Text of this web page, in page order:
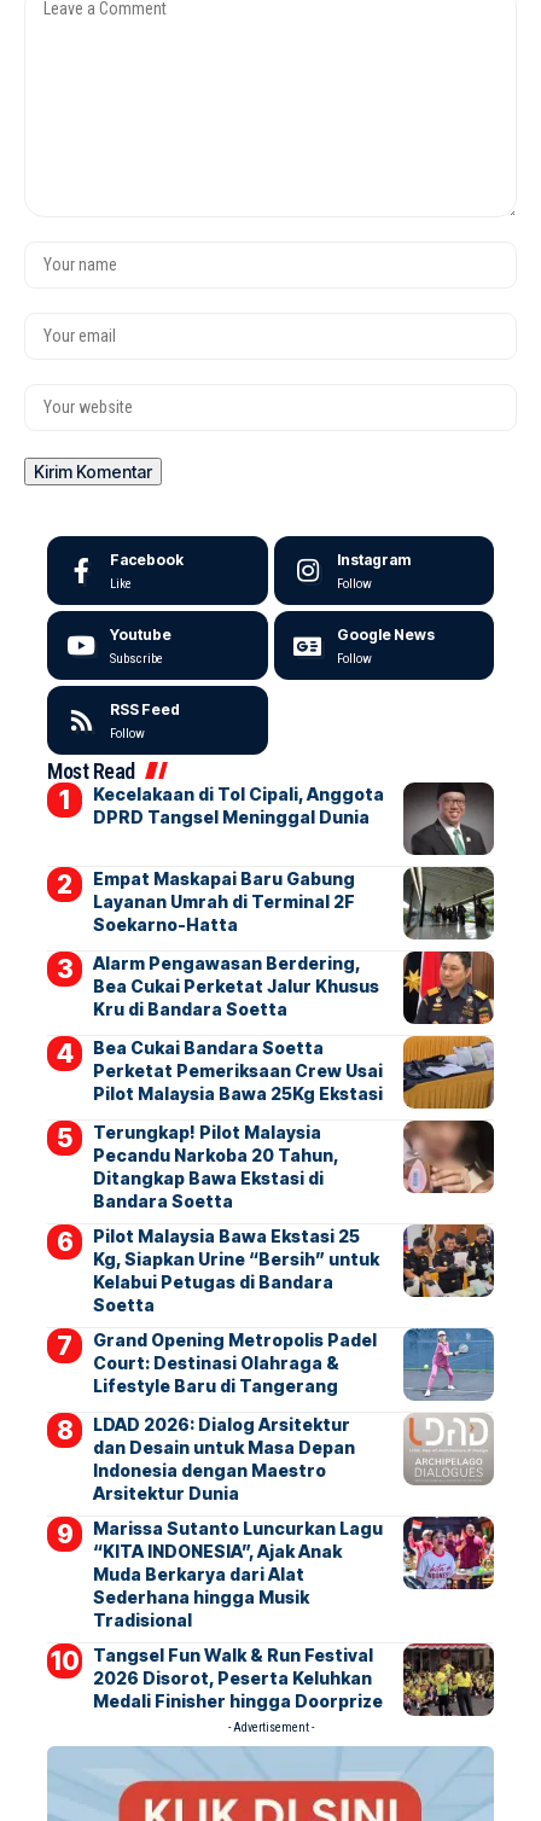
Facebook
Like
Instagram
Follow
Youtube
Subscribe
Google News
Follow
RSS Feed
Follow
Most Read
Kecelakaan di Tol Cipali, Anggota
DPRD Tangsel Meninggal Dunia
Empat Maskapai Baru Gabung
Layanan Umrah di Terminal 2F
Soekarno-Hatta
Alarm Pengawasan Berdering,
Bea Cukai Perketat Jalur Khusus
Kru di Bandara Soetta
Bea Cukai Bandara Soetta
Perketat Pemeriksaan Crew Usai
Pilot Malaysia Bawa 25Kg Ekstasi
Terungkap! Pilot Malaysia
Pecandu Narkoba 20 Tahun,
Ditangkap Bawa Ekstasi di
Bandara Soetta
Pilot Malaysia Bawa Ekstasi 25
Kg, Siapkan Urine “Bersih” untuk
Kelabui Petugas di Bandara
Soetta
Grand Opening Metropolis Padel
Court: Destinasi Olahraga &
Lifestyle Baru di Tangerang
LDAD 2026: Dialog Arsitektur
dan Desain untuk Masa Depan
Indonesia dengan Maestro
Arsitektur Dunia
Marissa Sutanto Luncurkan Lagu
“KITA INDONESIA”, Ajak Anak
Muda Berkarya dari Alat
Sederhana hingga Musik
Tradisional
Tangsel Fun Walk & Run Festival
2026 Disorot, Peserta Keluhkan
Medali Finisher hingga Doorprize
- Advertisement -